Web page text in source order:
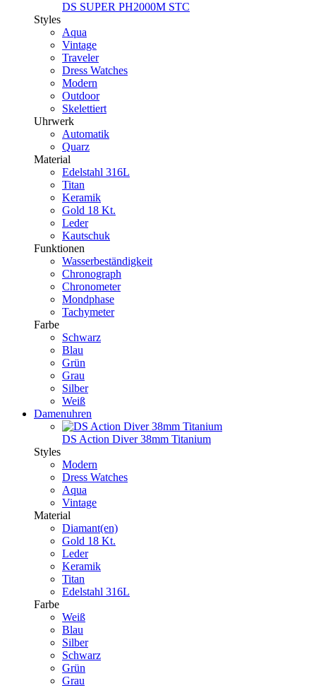
DS SUPER PH2000M STC
Styles
Aqua
Vintage
Traveler
Dress Watches
Modern
Outdoor
Skelettiert
Uhrwerk
Automatik
Quarz
Material
Edelstahl 316L
Titan
Keramik
Gold 18 Kt.
Leder
Kautschuk
Funktionen
Wasserbeständigkeit
Chronograph
Chronometer
Mondphase
Tachymeter
Farbe
Schwarz
Blau
Grün
Grau
Silber
Weiß
Damenuhren
DS Action Diver 38mm Titanium
Styles
Modern
Dress Watches
Aqua
Vintage
Material
Diamant(en)
Gold 18 Kt.
Leder
Keramik
Titan
Edelstahl 316L
Farbe
Weiß
Blau
Silber
Schwarz
Grün
Grau